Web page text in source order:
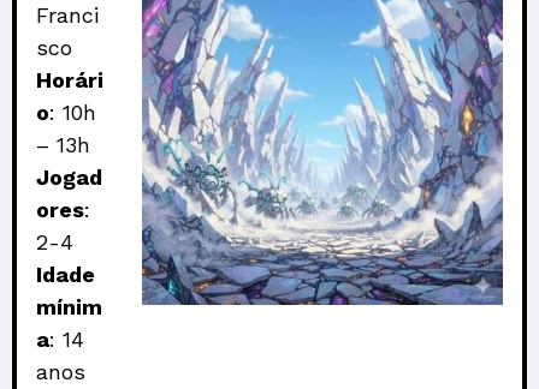
Franci
sco
Horári
o: 10h
– 13h
Jogad
ores:
2-4
Idade
mínim
a: 14
anos